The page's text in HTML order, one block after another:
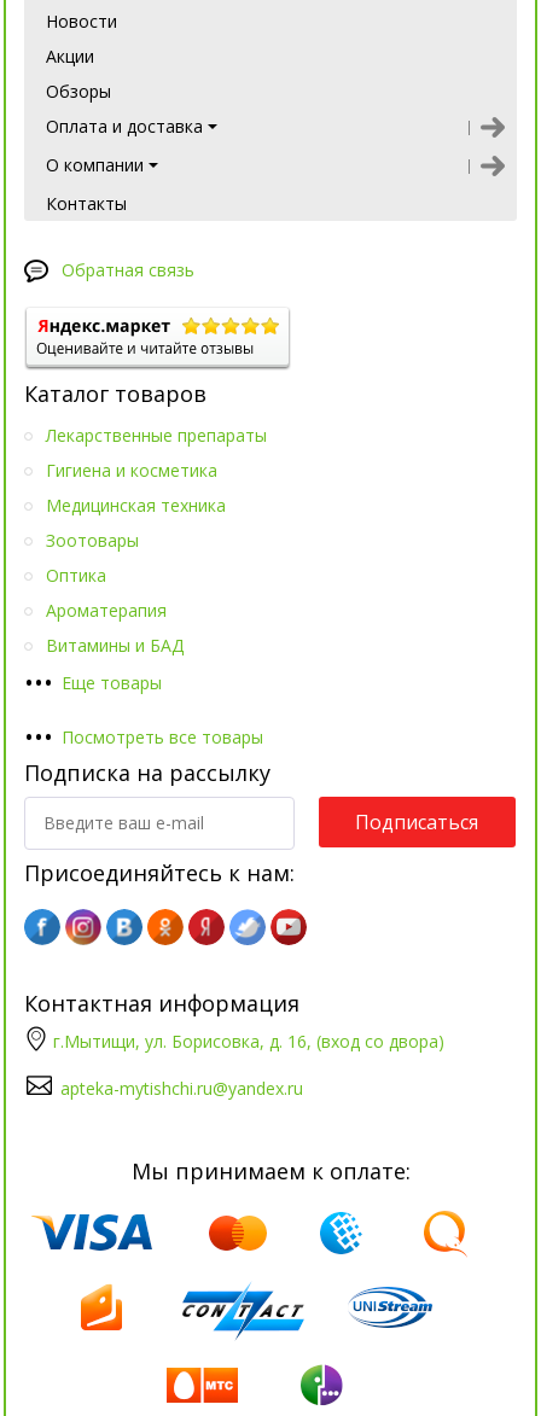
Новости
Акции
Обзоры
Оплата и доставка
О компании
Контакты
Обратная связь
Каталог товаров
••• Еще товары
Лекарственные препараты
Гигиена и косметика
Медицинская техника
Зоотовары
Оптика
Ароматерапия
Витамины и БАД
••• Посмотреть все товары
Подписка на рассылку
Подписаться
Присоединяйтесь к нам:
Контактная информация
г.Мытищи, ул. Борисовка, д. 16, (вход со двора)
apteka-mytishchi.ru@yandex.ru
Мы принимаем к оплате: